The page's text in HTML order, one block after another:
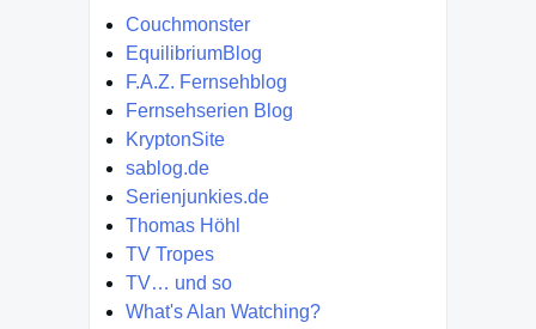
Couchmonster
EquilibriumBlog
F.A.Z. Fernsehblog
Fernsehserien Blog
KryptonSite
sablog.de
Serienjunkies.de
Thomas Höhl
TV Tropes
TV… und so
What's Alan Watching?